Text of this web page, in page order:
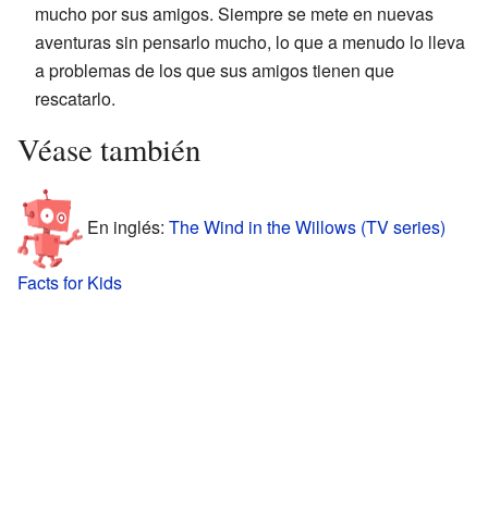
mucho por sus amigos. Siempre se mete en nuevas
aventuras sin pensarlo mucho, lo que a menudo lo lleva
a problemas de los que sus amigos tienen que
rescatarlo.
Véase también
En inglés: The Wind in the Willows (TV series)
Facts for Kids